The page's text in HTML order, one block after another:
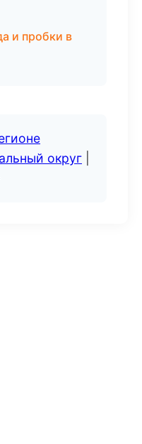
и пробки в
округ